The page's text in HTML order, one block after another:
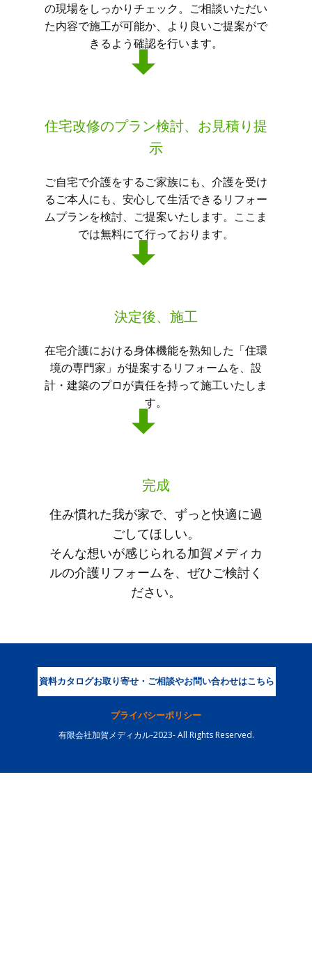
の現場をしっかりチェック。ご相談いただい
た内容で施工が可能か、より良いご提案がで
きるよう確認を行います。
住宅改修のプラン検討、お見積り提
示
ご自宅で介護をするご家族にも、介護を受け
るご本人にも、安心して生活できるリフォー
ムプランを検討、ご提案いたします。ここま
では無料にて行っております。
決定後、施工
在宅介護における身体機能を熟知した「住環
境の専門家」が提案するリフォームを、設
計・建築のプロが責任を持って施工いたしま
す。
完成
住み慣れた我が家で、ずっと快適に過
ごしてほしい。
そんな想いが感じられる加賀メディカ
ルの介護リフォームを、ぜひご検討く
ださい。
資料カタログお取り寄せ・ご相談やお問い合わせはこちら
プライバシーポリシー
有限会社加賀メディカル-2023- All Rights Reserved.